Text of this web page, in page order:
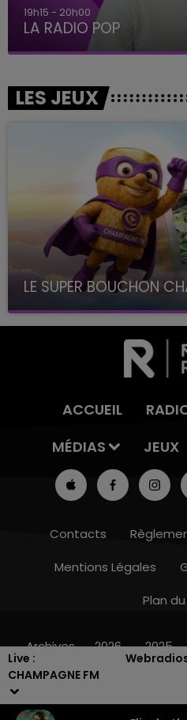
Live :
CHAMPAGNE FM
19h00 -
19h15 - 20h00
LA RADIO POP
LES JEUX
LE SUPER BOUCHON
avec La Famille
ACCUEIL
MÉDIAS
JEUX
Contacts
Mentions Légales
Plan
Archives 2026 2025